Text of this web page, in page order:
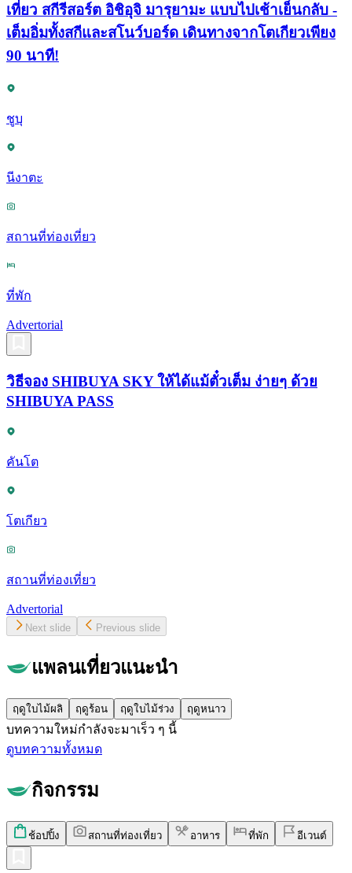
เที่ยว สกีรีสอร์ต อิชิอุจิ มารุยามะ แบบไปเช้าเย็นกลับ -
เต็มอิ่มทั้งสกีและสโนว์บอร์ด เดินทางจากโตเกียวเพียง
90 นาที!
ชูบุ
นีงาตะ
สถานที่ท่องเที่ยว
ที่พัก
Advertorial
วิธีจอง SHIBUYA SKY ให้ได้แม้ตั๋วเต็ม ง่ายๆ ด้วย
SHIBUYA PASS
คันโต
โตเกียว
สถานที่ท่องเที่ยว
Advertorial
Next slide Previous slide
แพลนเที่ยวแนะนำ
ฤดูใบไม้ผลิ ฤดูร้อน ฤดูใบไม้ร่วง ฤดูหนาว
บทความใหม่กำลังจะมาเร็ว ๆ นี้
ดูบทความทั้งหมด
กิจกรรม
ช้อปปิ้ง สถานที่ท่องเที่ยว อาหาร ที่พัก อีเวนต์